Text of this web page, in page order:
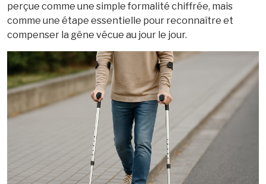
perçue comme une simple formalité chiffrée, mais
comme une étape essentielle pour reconnaître et
compenser la gêne vécue au jour le jour.